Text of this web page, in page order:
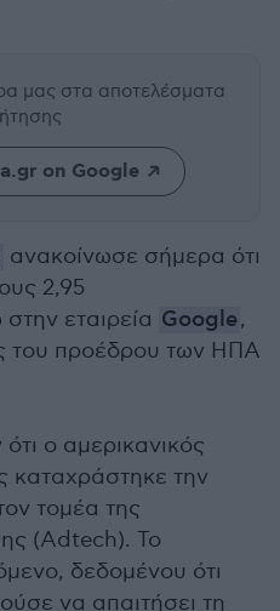
μας στα αποτελέσματα
on Google
ανακοίνωσε σήμερα ότι
2,95
εταιρεία Google,
του προέδρου των ΗΠΑ
ο αμερικανικός
καταχράστηκε την
τομέα της
(Adtech). Το
δεδομένου ότι
να απαιτήσει τη